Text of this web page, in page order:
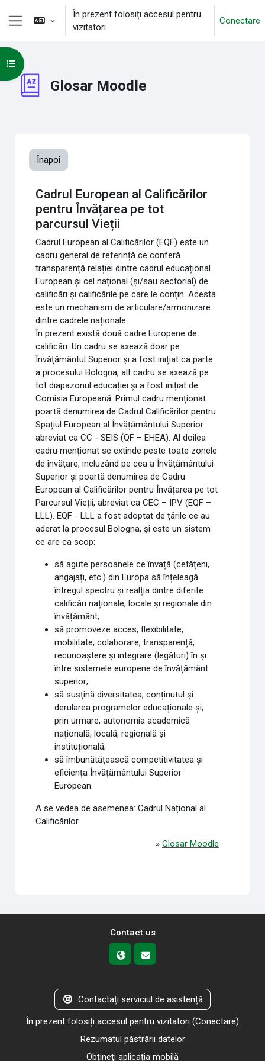
Sari la conţinutul principal
Panou lateral
În prezent folosiți accesul pentru
vizitatori
Conectare
Glosar Moodle
Deschide Indexul cursului
Înapoi
Cadrul European al Calificărilor
pentru Învățarea pe tot
parcursul Vieții
Cadrul European al Calificărilor (EQF) este un
cadru general de referință ce conferă
transparență relației dintre cadrul educațional
European și cel național (și/sau sectorial) de
calificări și calificările pe care le conțin. Acesta
este un mechanism de articulare/armonizare
dintre cadrele naționale.
În prezent există două cadre Europene de
calificări. Un cadru se axează doar pe
Învățământul Superior și a fost inițiat ca parte
a procesului Bologna, alt cadru se axează pe
tot diapazonul educației și a fost inițiat de
Comisia Europeană. Primul cadru menționat
poartă denumirea de Cadrul Calificărilor pentru
Spațiul European al Învățământului Superior
abreviat ca CC - SEIS (QF – EHEA). Al doilea
cadru menționat se extinde peste toate zonele
de învățare, incluzând pe cea a Învățământului
Superior și poartă denumirea de Cadru
European al Calificărilor pentru Învățarea pe tot
Parcursul Vieții, abreviat ca CEC – IPV (EQF –
LLL). EQF - LLL a fost adoptat de țările ce au
aderat la procesul Bologna, și este un sistem
ce are ca scop:
să agute persoanele ce învață (cetățeni,
angajați, etc.) din Europa să înțeleagă
întregul spectru și realția dintre diferite
calificări naționale, locale și regionale din
învățământ;
să promoveze acces, flexibilitate,
mobilitate, colaborare, transparență,
recunoaștere și integrare (legături) în și
între sistemele europene de învățământ
superior;
să susțină diversitatea, conținutul și
derularea programelor educaționale și,
prin urmare, autonomia academică
națională, locală, regională și
instituțională;
să îmbunătățească competitivitatea și
eficiența Învățământului Superior
European.
A se vedea de asemenea: Cadrul Național al
Calificărilor
» Glosar Moodle
Contact us
Contactați serviciul de asistență
În prezent folosiți accesul pentru vizitatori (Conectare)
Rezumatul păstrării datelor
Obțineți aplicația mobilă